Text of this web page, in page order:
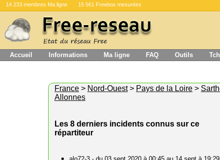
14 233 membres Ma ligne 15 561 Freebox mesurées
Accueil Informations Ma ligne FAQ Outils
France > Nord-Ouest> Pays de la Loire >
Allonnes
Les 8 derniers incidents connus sur ce
répartiteur